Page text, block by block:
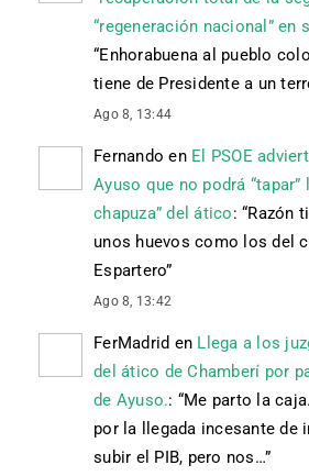
“regeneración nacional” en
“Enhorabuena al pueblo
tiene de Presidente a un
Ago 8, 13:44
Fernando en El PSOE
Ayuso que no podrá
chapuza” del ático: “Razón
unos huevos como los del
Espartero”
Ago 8, 13:42
FerMadrid en Llega a los
del ático de Chamberí por
de Ayuso.: “Me parto la
por la llegada incesante de
subir el PIB, pero nos…”